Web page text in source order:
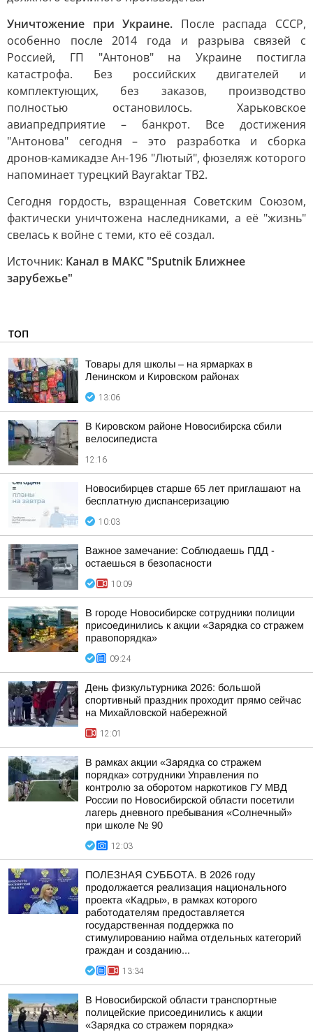
Уничтожение при Украине. После распада СССР,
особенно после 2014 года и разрыва связей с
Россией, ГП "Антонов" на Украине постигла
катастрофа. Без российских двигателей и
комплектующих, без заказов, производство
полностью остановилось. Харьковское
авиапредприятие – банкрот. Все достижения
"Антонова" сегодня – это разработка и сборка
дронов-камикадзе Ан-196 "Лютый", фюзеляж которого
напоминает турецкий Bayraktar TB2.
Сегодня гордость, взращенная Советским Союзом,
фактически уничтожена наследниками, а её "жизнь"
свелась к войне с теми, кто её создал.
Источник: Канал в МАКС "Sputnik Ближнее
зарубежье"
ТОП
Товары для школы – на ярмарках в
Ленинском и Кировском районах
13:06
В Кировском районе Новосибирска сбили
велосипедиста
12:16
Новосибирцев старше 65 лет приглашают на
бесплатную диспансеризацию
10:03
Важное замечание: Соблюдаешь ПДД -
остаешься в безопасности
10:09
В городе Новосибирске сотрудники полиции
присоединились к акции «Зарядка со стражем
правопорядка»
09:24
День физкультурника 2026: большой
спортивный праздник проходит прямо сейчас
на Михайловской набережной
12:01
В рамках акции «Зарядка со стражем
порядка» сотрудники Управления по
контролю за оборотом наркотиков ГУ МВД
России по Новосибирской области посетили
лагерь дневного пребывания «Солнечный»
при школе № 90
12:03
ПОЛЕЗНАЯ СУББОТА. В 2026 году
продолжается реализация национального
проекта «Кадры», в рамках которого
работодателям предоставляется
государственная поддержка по
стимулированию найма отдельных категорий
граждан и созданию...
13:34
В Новосибирской области транспортные
полицейские присоединились к акции
«Зарядка со стражем порядка»